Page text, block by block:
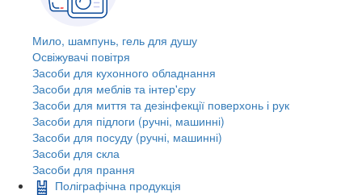
Мило, шампунь, гель для душу
Освіжувачі повітря
Засоби для кухонного обладнання
Засоби для меблів та інтер'єру
Засоби для миття та дезінфекції поверхонь і рук
Засоби для підлоги (ручні, машинні)
Засоби для посуду (ручні, машинні)
Засоби для скла
Засоби для прання
Поліграфічна продукція